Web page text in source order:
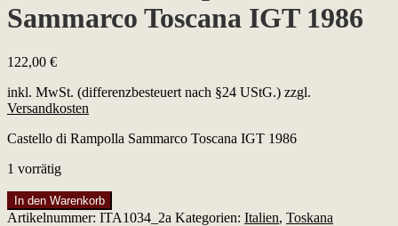
Sammarco Toscana IGT 1986
122,00 €
inkl. MwSt. (differenzbesteuert nach §24 UStG.) zzgl.
Versandkosten
Castello di Rampolla Sammarco Toscana IGT 1986
1 vorrätig
Castello
di
In den Warenkorb
Artikelnummer: ITA1034_2a Kategorien: Italien, Toskana